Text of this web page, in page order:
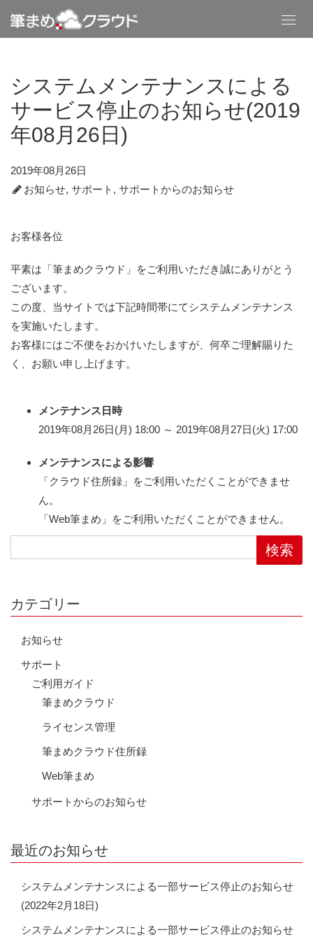
システムメンテナンスによる
サービス停止のお知らせ(2019
年08月26日)
2019年08月26日
お知らせ,サポート ,サポートからのお知らせ
お客様各位
平素は「筆まめクラウド」をご利用いただき誠にありがとう
ございます。
この度、当サイトでは下記時間帯にてシステムメンテナンス
を実施いたします。
お客様にはご不便をおかけいたしますが、何卒ご理解賜りた
く、お願い申し上げます。
メンテナンス日時
2019年08月26日(月) 18:00 ～ 2019年08月27日(火) 17:00
メンテナンスによる影響
「クラウド住所録」をご利用いただくことができませ
ん。
「Web筆まめ」をご利用いただくことができません。
カテゴリー
お知らせ
サポート
ご利用ガイド
筆まめクラウド
ライセンス管理
筆まめクラウド住所録
Web筆まめ
サポートからのお知らせ
最近のお知らせ
システムメンテナンスによる一部サービス停止のお知らせ
(2022年2月18日)
システムメンテナンスによる一部サービス停止のお知らせ